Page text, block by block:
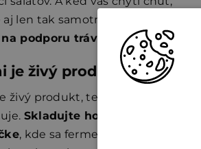
len tak samotné –
podporu trávenia .
je živý produkt
živý produkt, teda stále
Skladujte ho prosím v
, kde sa fermentácia spomalí,